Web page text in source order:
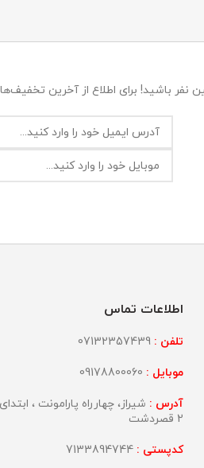
نفر باشید! برای اطلاع از آخرین
اطلاعات تماس
تلفن :
موبایل :
آدرس : شیراز، چهارراه پارامونت ،
2 قصردشت
کدپستی : 7133894744